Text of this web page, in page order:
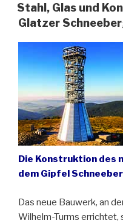
Stahl, Glas und
Glatzer
Die Konstruktion des
dem Gipfel
Das neue Bauwerk, an
Wilhelm-Turms